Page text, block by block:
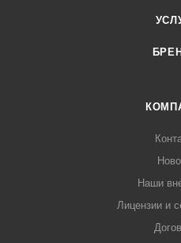
Наши
Лицензии и